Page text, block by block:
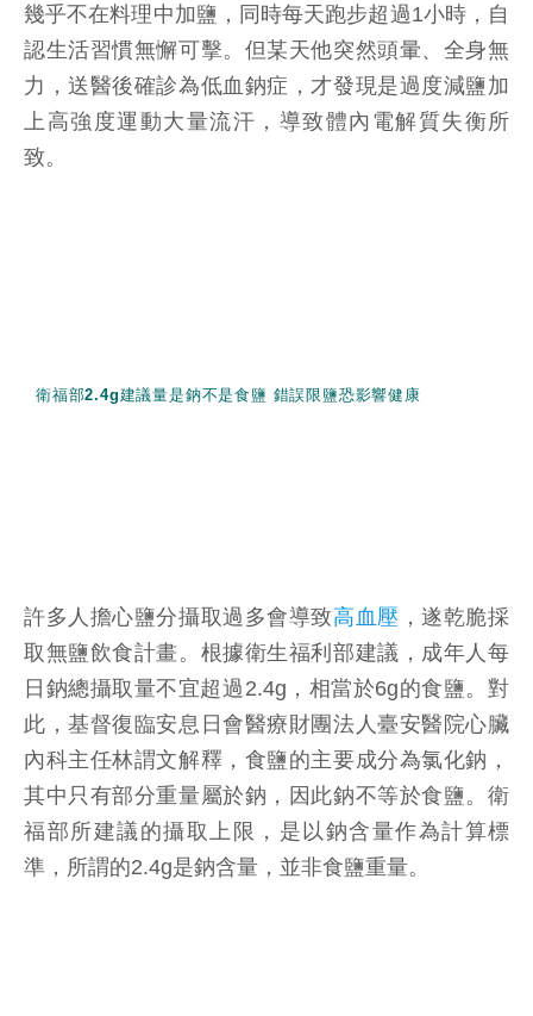
幾乎不在料理中加鹽，同時每天跑步超過1小時，自
認生活習慣無懈可擊。但某天他突然頭暈、全身無
力，送醫後確診為低血鈉症，才發現是過度減鹽加
上高強度運動大量流汗，導致體內電解質失衡所
致。
衛福部2.4g建議量是鈉不是食鹽 錯誤限鹽恐影響健康
許多人擔心鹽分攝取過多會導致高血壓 ，遂乾脆採
取無鹽飲食計畫。根據衛生福利部建議，成年人每
日鈉總攝取量不宜超過2.4g，相當於6g的食鹽。對
此，基督復臨安息日會醫療財團法人臺安醫院心臟
內科主任林謂文解釋，食鹽的主要成分為氯化鈉，
其中只有部分重量屬於鈉，因此鈉不等於食鹽。衛
福部所建議的攝取上限，是以鈉含量作為計算標
準，所謂的2.4g是鈉含量，並非食鹽重量。